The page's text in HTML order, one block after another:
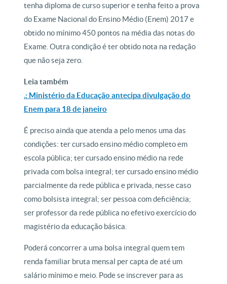
tenha diploma de curso superior e tenha feito a prova
do Exame Nacional do Ensino Médio (Enem) 2017 e
obtido no mínimo 450 pontos na média das notas do
Exame. Outra condição é ter obtido nota na redação
que não seja zero.
Leia também
.: Ministério da Educação antecipa divulgação do
Enem para 18 de janeiro
É preciso ainda que atenda a pelo menos uma das
condições: ter cursado ensino médio completo em
escola pública; ter cursado ensino médio na rede
privada com bolsa integral; ter cursado ensino médio
parcialmente da rede pública e privada, nesse caso
como bolsista integral; ser pessoa com deficiência;
ser professor da rede pública no efetivo exercício do
magistério da educação básica.
Poderá concorrer a uma bolsa integral quem tem
renda familiar bruta mensal per capta de até um
salário mínimo e meio. Pode se inscrever para as